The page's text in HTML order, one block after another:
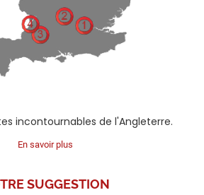
incontournables de l'Angleterre.
En savoir plus
SUGGESTION